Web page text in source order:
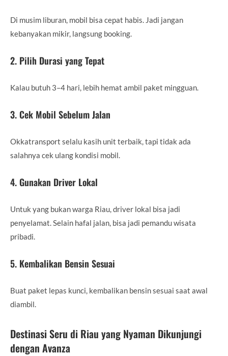
Di musim liburan, mobil bisa cepat habis. Jadi jangan
kebanyakan mikir, langsung booking.
2. Pilih Durasi yang Tepat
Kalau butuh 3–4 hari, lebih hemat ambil paket mingguan.
3. Cek Mobil Sebelum Jalan
Okkatransport selalu kasih unit terbaik, tapi tidak ada
salahnya cek ulang kondisi mobil.
4. Gunakan Driver Lokal
Untuk yang bukan warga Riau, driver lokal bisa jadi
penyelamat. Selain hafal jalan, bisa jadi pemandu wisata
pribadi.
5. Kembalikan Bensin Sesuai
Buat paket lepas kunci, kembalikan bensin sesuai saat awal
diambil.
Destinasi Seru di Riau yang Nyaman Dikunjungi
dengan Avanza